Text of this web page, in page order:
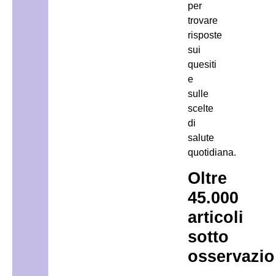
per
trovare
risposte
sui
quesiti
e
sulle
scelte
di
salute
quotidiana.
Oltre
45.000
articoli
sotto